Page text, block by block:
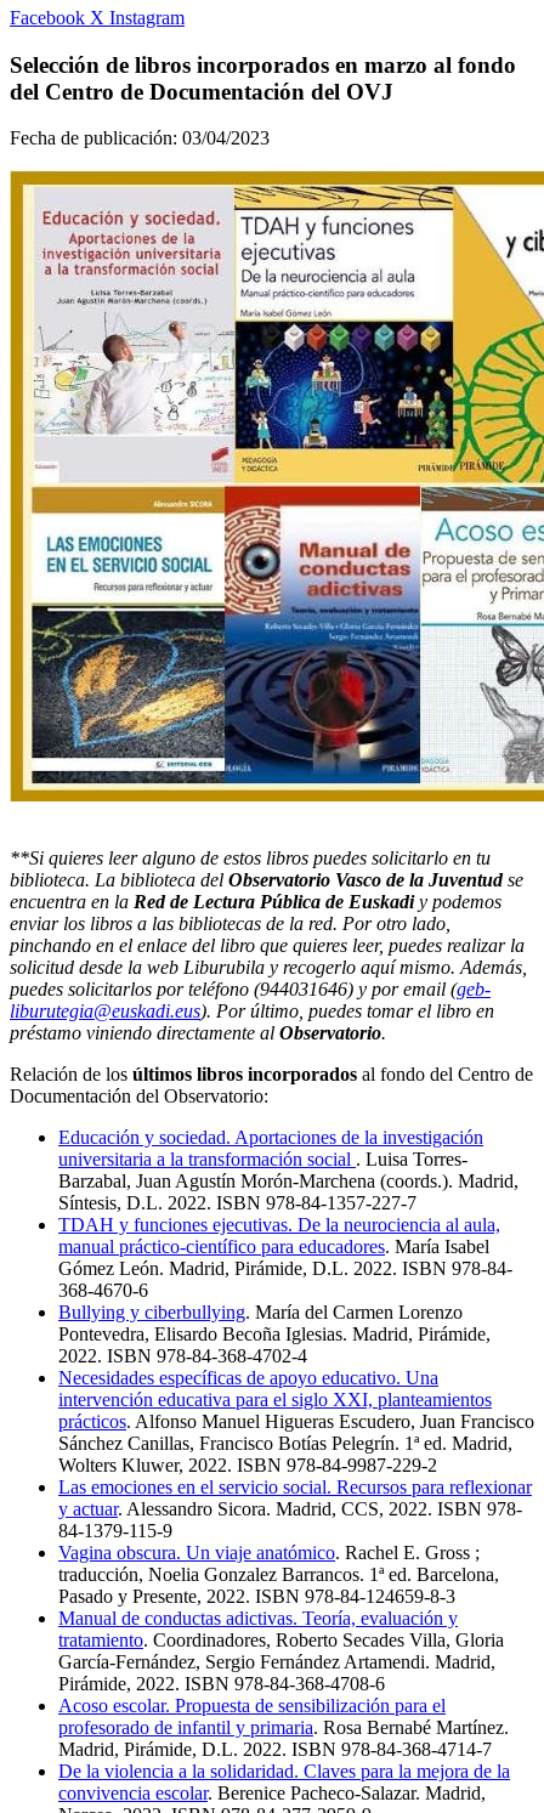
Facebook X Instagram
Selección de libros incorporados en marzo al fondo
del Centro de Documentación del OVJ
Fecha de publicación: 03/04/2023
**Si quieres leer alguno de estos libros puedes solicitarlo en tu
biblioteca. La biblioteca del Observatorio Vasco de la Juventudse
encuentra en la Red de Lectura Pública de Euskadiy podemos
enviar los libros a las bibliotecas de la red. Por otro lado,
pinchando en el enlace del libro que quieres leer, puedes realizar la
solicitud desde la web Liburubila y recogerlo aquí mismo. Además,
puedes solicitarlos por teléfono (944031646) y por email (geb-
liburutegia@euskadi.eus). Por último, puedes tomar el libro en
préstamo viniendo directamente al Observatorio.
Relación de los últimos libros incorporados al fondo del Centro de
Documentación del Observatorio:
Educación y sociedad. Aportaciones de la investigación
universitaria a la transformación social . Luisa Torres-
Barzabal, Juan Agustín Morón-Marchena (coords.). Madrid,
Síntesis, D.L. 2022. ISBN 978-84-1357-227-7
TDAH y funciones ejecutivas. De la neurociencia al aula,
manual práctico-científico para educadores. María Isabel
Gómez León. Madrid, Pirámide, D.L. 2022. ISBN 978-84-
368-4670-6
Bullying y ciberbullying. María del Carmen Lorenzo
Pontevedra, Elisardo Becoña Iglesias. Madrid, Pirámide,
2022. ISBN 978-84-368-4702-4
Necesidades específicas de apoyo educativo. Una
intervención educativa para el siglo XXI, planteamientos
prácticos. Alfonso Manuel Higueras Escudero, Juan Francisco
Sánchez Canillas, Francisco Botías Pelegrín. 1ª ed. Madrid,
Wolters Kluwer, 2022. ISBN 978-84-9987-229-2
Las emociones en el servicio social. Recursos para reflexionar
y actuar. Alessandro Sicora. Madrid, CCS, 2022. ISBN 978-
84-1379-115-9
Vagina obscura. Un viaje anatómico. Rachel E. Gross ;
traducción, Noelia Gonzalez Barrancos. 1ª ed. Barcelona,
Pasado y Presente, 2022. ISBN 978-84-124659-8-3
Manual de conductas adictivas. Teoría, evaluación y
tratamiento. Coordinadores, Roberto Secades Villa, Gloria
García-Fernández, Sergio Fernández Artamendi. Madrid,
Pirámide, 2022. ISBN 978-84-368-4708-6
Acoso escolar. Propuesta de sensibilización para el
profesorado de infantil y primaria. Rosa Bernabé Martínez.
Madrid, Pirámide, D.L. 2022. ISBN 978-84-368-4714-7
De la violencia a la solidaridad. Claves para la mejora de la
convivencia escolar. Berenice Pacheco-Salazar. Madrid,